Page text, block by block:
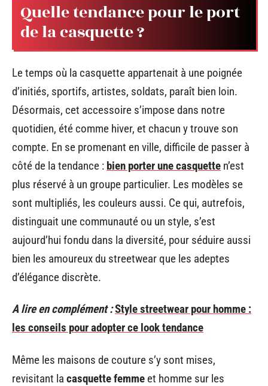
Quelle tendance pour le port
de la casquette ?
Le temps où la casquette appartenait à une poignée
d’initiés, sportifs, artistes, soldats, paraît bien loin.
Désormais, cet accessoire s’impose dans notre
quotidien, été comme hiver, et chacun y trouve son
compte. En se promenant en ville, difficile de passer à
côté de la tendance : bien porter une casquette n’est
plus réservé à un groupe particulier. Les modèles se
sont multipliés, les couleurs aussi. Ce qui, autrefois,
distinguait une communauté ou un style, s’est
aujourd’hui fondu dans la diversité, pour séduire aussi
bien les amoureux du streetwear que les adeptes
d’élégance discrète.
A lire en complément :Style streetwear pour homme :
les conseils pour adopter ce look tendance
Même les maisons de couture s’y sont mises,
revisitant la casquette femme et homme sur les